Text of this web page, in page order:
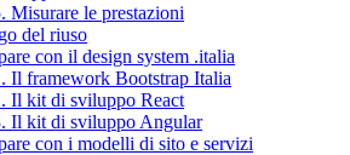
Misurare le prestazioni
del riuso
con il design system .italia
Il framework Bootstrap Italia
Il kit di sviluppo React
Il kit di sviluppo Angular
con i modelli di sito e servizi